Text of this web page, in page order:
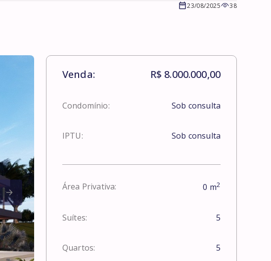
23/08/2025 38
Venda: R$ 8.000.000,00
Condomínio: Sob consulta
IPTU: Sob consulta
Área Privativa: 0 m2
Suítes: 5
Quartos: 5